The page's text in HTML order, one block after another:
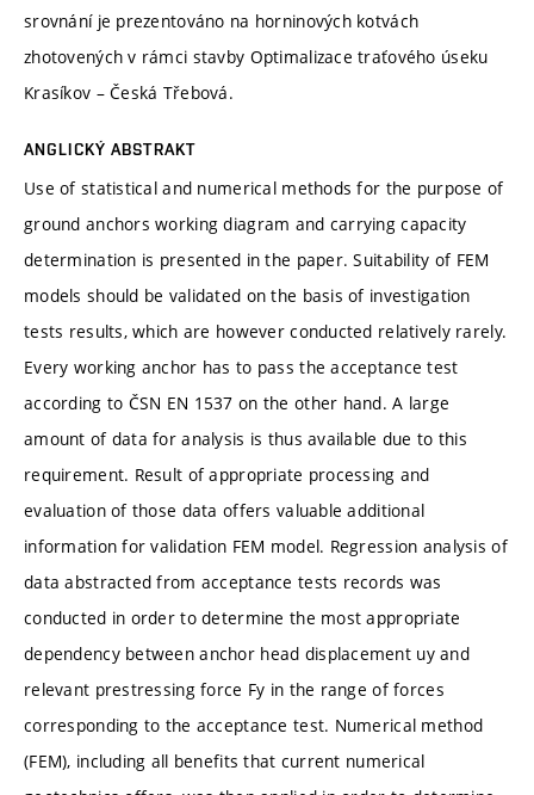
srovnání je prezentováno na horninových kotvách
zhotovených v rámci stavby Optimalizace traťového úseku
Krasíkov – Česká Třebová.
ANGLICKÝ ABSTRAKT
Use of statistical and numerical methods for the purpose of
ground anchors working diagram and carrying capacity
determination is presented in the paper. Suitability of FEM
models should be validated on the basis of investigation
tests results, which are however conducted relatively rarely.
Every working anchor has to pass the acceptance test
according to ČSN EN 1537 on the other hand. A large
amount of data for analysis is thus available due to this
requirement. Result of appropriate processing and
evaluation of those data offers valuable additional
information for validation FEM model. Regression analysis of
data abstracted from acceptance tests records was
conducted in order to determine the most appropriate
dependency between anchor head displacement uy and
relevant prestressing force Fy in the range of forces
corresponding to the acceptance test. Numerical method
(FEM), including all benefits that current numerical